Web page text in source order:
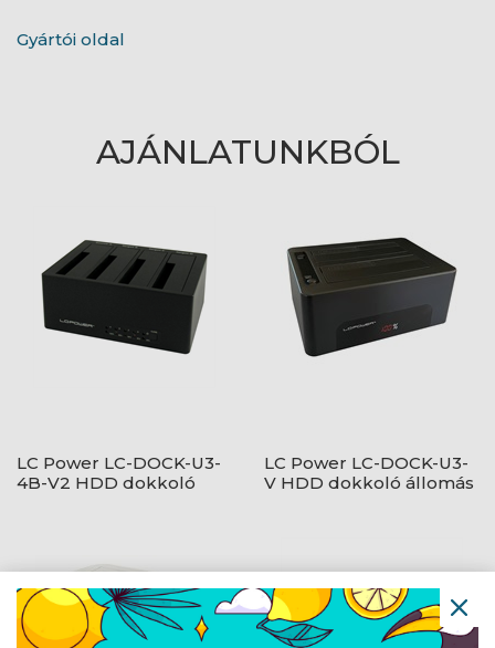
Gyártói oldal
AJÁNLATUNKBÓL
LC Power LC-DOCK-U3-
4B-V2 HDD dokkoló
LC Power LC-DOCK-U3-
V HDD dokkoló állomás